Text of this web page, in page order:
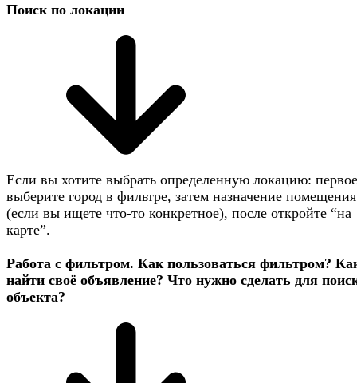
Поиск по локации
Если вы хотите выбрать определенную локацию:
выберите город в фильтре, затем назначение помещения
(если вы ищете что-то конкретное), после откройте “на
карте”.
Работа с фильтром. Как пользоваться фильтром?
найти своё объявление? Что нужно сделать для
объекта?